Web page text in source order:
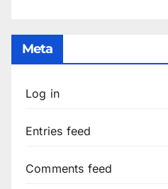
Meta
Log in
Entries feed
Comments feed